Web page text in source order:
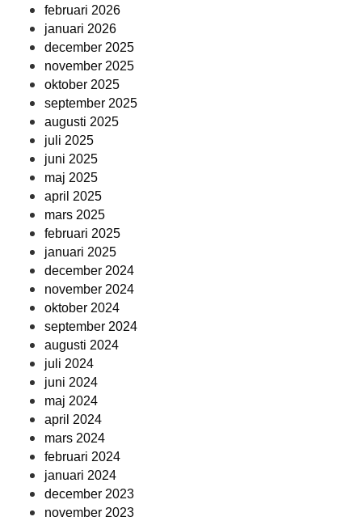
februari 2026
januari 2026
december 2025
november 2025
oktober 2025
september 2025
augusti 2025
juli 2025
juni 2025
maj 2025
april 2025
mars 2025
februari 2025
januari 2025
december 2024
november 2024
oktober 2024
september 2024
augusti 2024
juli 2024
juni 2024
maj 2024
april 2024
mars 2024
februari 2024
januari 2024
december 2023
november 2023